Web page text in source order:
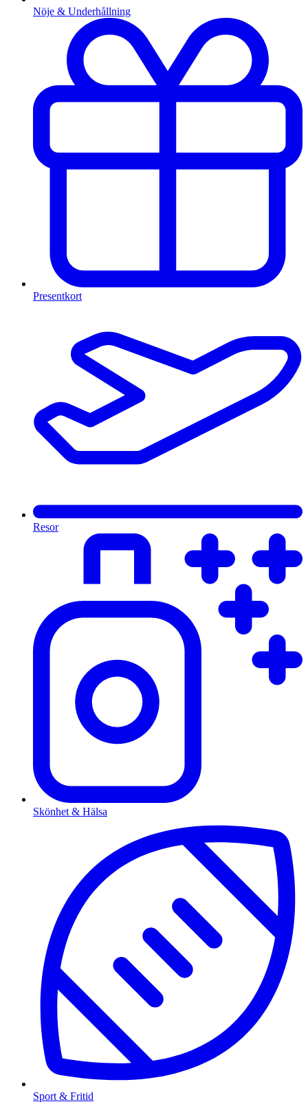
Nöje & Underhållning
Presentkort
Resor
Skönhet & Hälsa
Sport & Fritid